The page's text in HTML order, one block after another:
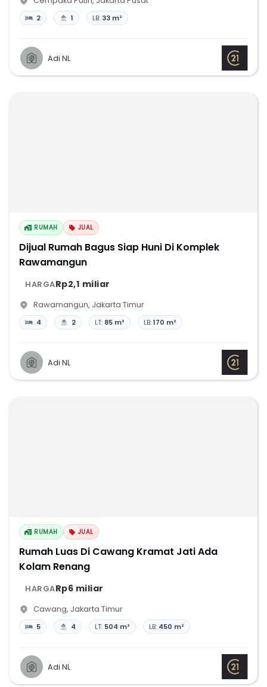
2 1 LB: 33 m²
Adi NL
RUMAH JUAL
Dijual Rumah Bagus Siap Huni Di Komplek
Rawamangun
HARGARp2,1 miliar
Rawamangun, Jakarta Timur
4 2 LT: 85 m² LB:170 m²
Adi NL
RUMAH JUAL
Rumah Luas Di Cawang Kramat Jati Ada
Kolam Renang
HARGARp6 miliar
Cawang, Jakarta Timur
5 4 LT: 504 m² LB: 450 m²
Adi NL